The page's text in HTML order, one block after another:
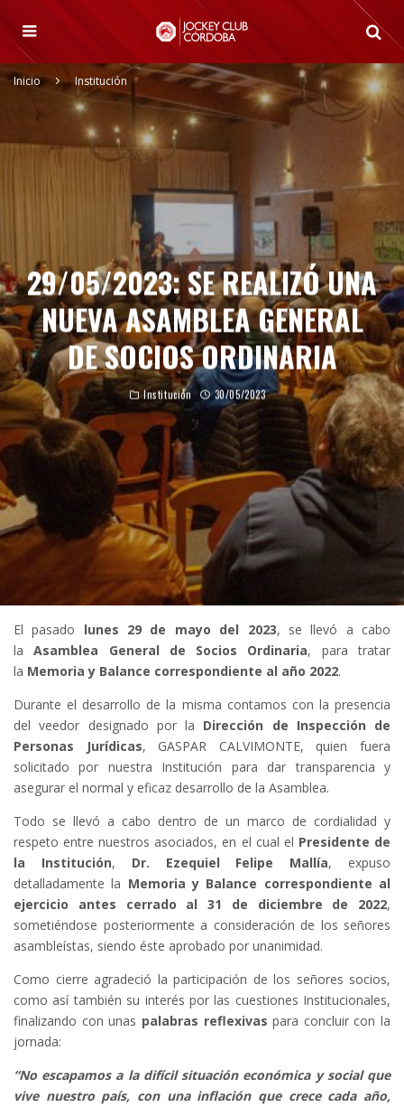
Inicio Institución
29/05/2023: SE REALIZÓ UNA
NUEVA ASAMBLEA GENERAL
DE SOCIOS ORDINARIA
Institución 30/05/2023
El pasado lunes 29 de mayo del 2023, se llevó a cabo
la Asamblea General de Socios Ordinaria, para tratar
la Memoria y Balance correspondiente al año 2022.
Durante el desarrollo de la misma contamos con la presencia
del veedor designado por la Dirección de Inspección de
Personas Jurídicas, GASPAR CALVIMONTE, quien fuera
solicitado por nuestra Institución para dar transparencia y
asegurar el normal y eficaz desarrollo de la Asamblea.
Todo se llevó a cabo dentro de un marco de cordialidad y
respeto entre nuestros asociados, en el cual el Presidente de
la Institución, Dr. Ezequiel Felipe Mallía, expuso
detalladamente la Memoria y Balance correspondiente al
ejercicio antes cerrado al 31 de diciembre de 2022,
sometiéndose posteriormente a consideración de los señores
asambleístas, siendo éste aprobado por unanimidad.
Como cierre agradeció la participación de los señores socios,
como así también su interés por las cuestiones Institucionales,
finalizando con unas palabras reflexivas para concluir con la
jornada:
“No escapamos a la difícil situación económica y social que
vive nuestro país, con una inflación que crece cada año,